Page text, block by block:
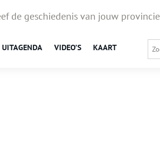
de geschiedenis van jouw provincie
UITAGENDA VIDEO’S KAART